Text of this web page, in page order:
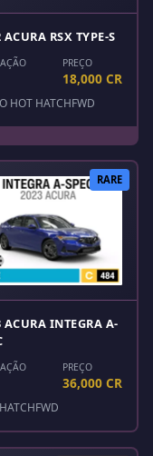
RSX TYPE-S
PREÇO
18,000 CR
HOT HATCHFWD
RARE
ACURA INTEGRA A-
PREÇO
36,000 CR
FWD